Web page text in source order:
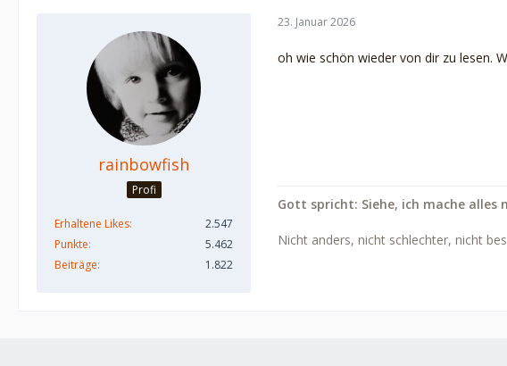
rainbowfish
Profi
Erhaltene Likes
2.547
Punkte
5.462
Beiträge
1.822
23. Januar 2026
oh wie schön wieder von dir zu lesen.
Gott spricht: Siehe, ich mache alles
Nicht anders, nicht schlechter, nicht